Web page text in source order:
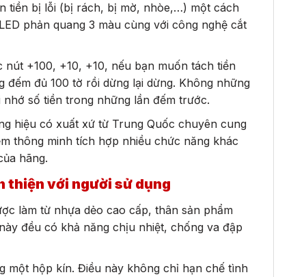
tiền bị lỗi (bị rách, bị mờ, nhòe,…) một cách
phản quang 3 màu cùng với công nghệ cắt
+100, +10, +10, nếu bạn muốn tách tiền
đủ 100 tờ rồi dừng lại dừng. Không những
số tiền trong những lần đếm trước.
hiệu có xuất xứ từ Trung Quốc chuyên cung
thông minh tích hợp nhiều chức năng khác
hãng.
thiện với người sử dụng
làm từ nhựa dẻo cao cấp, thân sản phẩm
đều có khả năng chịu nhiệt, chống va đập
một hộp kín. Điều này không chỉ hạn chế tình